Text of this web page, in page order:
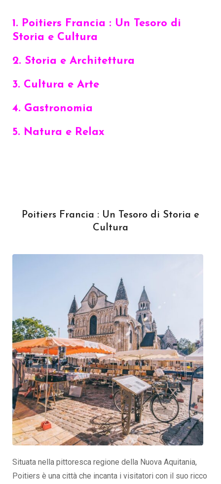
1. Poitiers Francia : Un Tesoro di
Storia e Cultura
2. Storia e Architettura
3. Cultura e Arte
4. Gastronomia
5. Natura e Relax
Poitiers Francia : Un Tesoro di Storia e
Cultura
Situata nella pittoresca regione della Nuova Aquitania,
Poitiers è una città che incanta i visitatori con il suo ricco